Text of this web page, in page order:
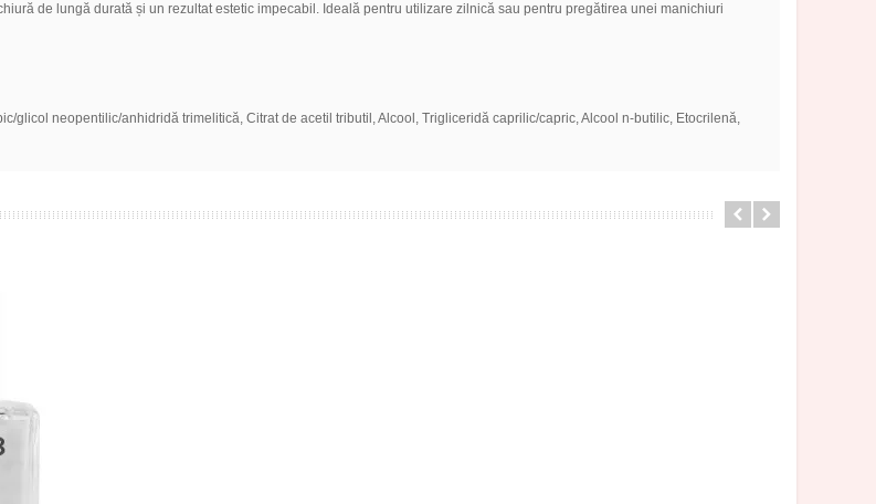
de lungă durată și un rezultat estetic impecabil. Ideală pentru utilizare zilnică sau pentru pregătirea unei manichiuri
glicol neopentilic/anhidridă trimelitică, Citrat de acetil tributil, Alcool, Trigliceridă caprilic/capric, Alcool n-butilic, Etocrilenă,